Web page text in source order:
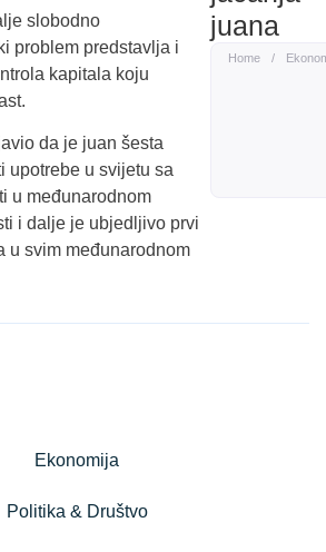
slobodno
problem predstavlja i
kapitala koju
da je juan šesta
upotrebe u svijetu sa
u međunarodnom
i dalje je ubjedljivo prvi
u svim međunarodnom
juana
Home /
Ekonomija
Politika & Društvo